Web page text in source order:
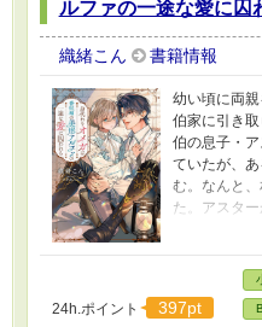
ルファの一途な愛に囚
織緒こん 書籍情報
幼い頃に両
伯家に引き
伯の息子・
ていたが、
む。なんと
た。アスタ
約者候補を
受けたリリ
リドリーを
えてしまう。
の運命の番
24h.ポイント 397pt